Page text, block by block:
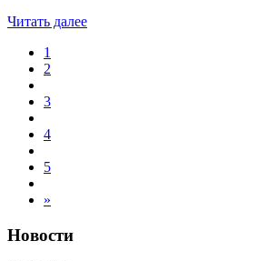
Читать далее
1
2
3
4
5
»
Новости